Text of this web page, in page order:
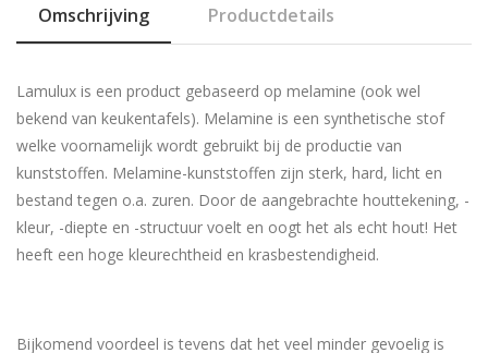
Omschrijving Productdetails
Lamulux is een product gebaseerd op melamine (ook wel
bekend van keukentafels). Melamine is een synthetische stof
welke voornamelijk wordt gebruikt bij de productie van
kunststoffen. Melamine-kunststoffen zijn sterk, hard, licht en
bestand tegen o.a. zuren. Door de aangebrachte houttekening, -
kleur, -diepte en -structuur voelt en oogt het als echt hout! Het
heeft een hoge kleurechtheid en krasbestendigheid.
Bijkomend voordeel is tevens dat het veel minder gevoelig is